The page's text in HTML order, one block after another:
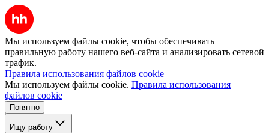
Мы используем файлы cookie, чтобы обеспечивать
правильную работу нашего веб-сайта и анализировать сетевой
трафик.
Правила использования файлов cookie
Мы используем файлы cookie. Правила использования
файлов cookie
Понятно
Ищу работу